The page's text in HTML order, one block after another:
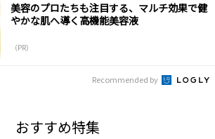
美容のプロたちも注目する、マルチ効果で健
やかな肌へ導く高機能美容液
（PR）
Recommended by
おすすめ特集